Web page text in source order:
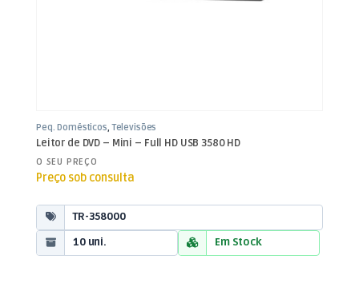
Peq. Domésticos,Televisões
Leitor de DVD – Mini – Full HD USB 3580 HD
O SEU PREÇO
Preço sob consulta
TR-358000
10 uni.
Em Stock